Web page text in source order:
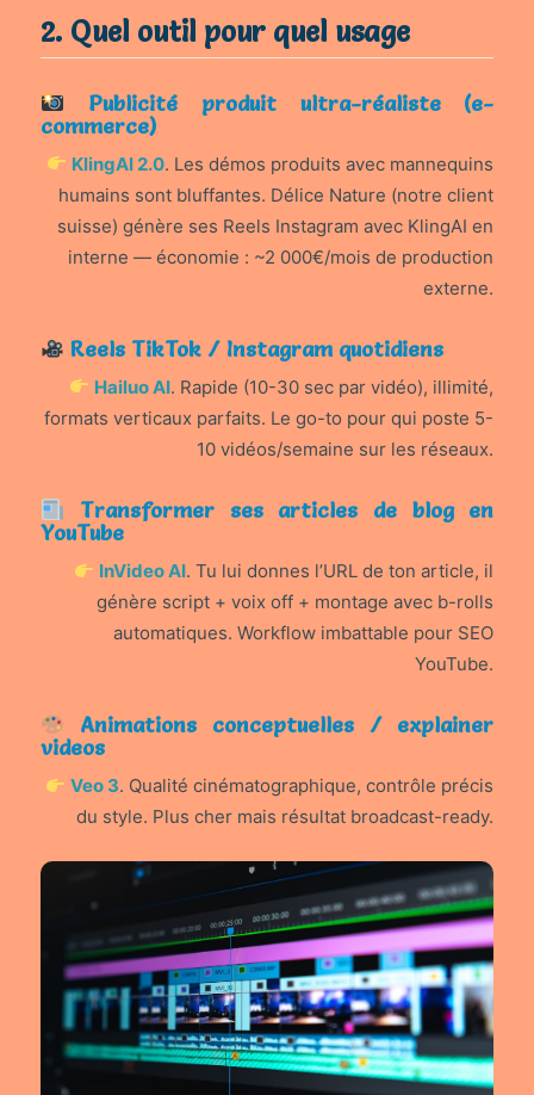
2. Quel outil pour quel usage
Publicité produit ultra-réaliste (e-
commerce)
KlingAI 2.0. Les démos produits avec mannequins
humains sont bluffantes. Délice Nature (notre client
suisse) génère ses Reels Instagram avec KlingAI en
interne — économie : ~2 000€/mois de production
externe.
Reels TikTok / Instagram quotidiens
Hailuo AI. Rapide (10-30 sec par vidéo), illimité,
formats verticaux parfaits. Le go-to pour qui poste 5-
10 vidéos/semaine sur les réseaux.
Transformer ses articles de blog en
YouTube
InVideo AI. Tu lui donnes l’URL de ton article, il
génère script + voix off + montage avec b-rolls
automatiques. Workflow imbattable pour SEO
YouTube.
Animations conceptuelles / explainer
videos
Veo 3. Qualité cinématographique, contrôle précis
du style. Plus cher mais résultat broadcast-ready.